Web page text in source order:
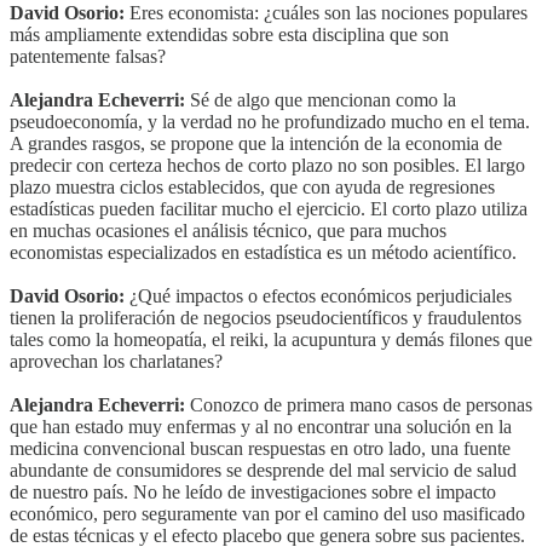
David Osorio: Eres economista: ¿cuáles son las nociones populares
más ampliamente extendidas sobre esta disciplina que son
patentemente falsas?
Alejandra Echeverri: Sé de algo que mencionan como la
pseudoeconomía, y la verdad no he profundizado mucho en el tema.
A grandes rasgos, se propone que la intención de la economia de
predecir con certeza hechos de corto plazo no son posibles. El largo
plazo muestra ciclos establecidos, que con ayuda de regresiones
estadísticas pueden facilitar mucho el ejercicio. El corto plazo utiliza
en muchas ocasiones el análisis técnico, que para muchos
economistas especializados en estadística es un método acientífico.
David Osorio: ¿Qué impactos o efectos económicos perjudiciales
tienen la proliferación de negocios pseudocientíficos y fraudulentos
tales como la homeopatía, el reiki, la acupuntura y demás filones que
aprovechan los charlatanes?
Alejandra Echeverri: Conozco de primera mano casos de personas
que han estado muy enfermas y al no encontrar una solución en la
medicina convencional buscan respuestas en otro lado, una fuente
abundante de consumidores se desprende del mal servicio de salud
de nuestro país. No he leído de investigaciones sobre el impacto
económico, pero seguramente van por el camino del uso masificado
de estas técnicas y el efecto placebo que genera sobre sus pacientes.